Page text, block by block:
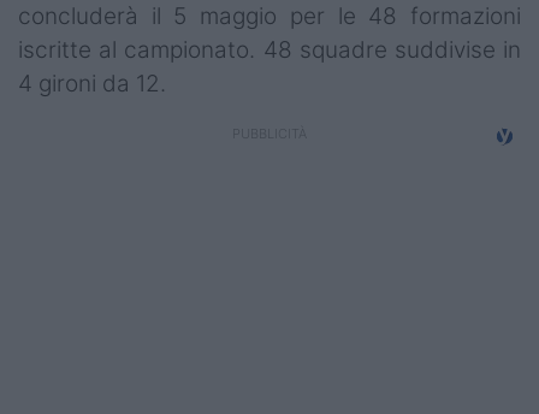
Serie A
Serie B
concluderà il 5 maggio per le 48 formazioni
iscritte al campionato. 48 squadre suddivise in
4 gironi da 12.